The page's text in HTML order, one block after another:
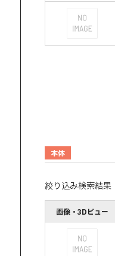
本体
絞り込み検索結果
画像・3Dビュー